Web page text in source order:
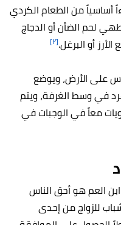
أساسياً من الطعام الكردي
لحم الضأن أو الدجاج
أو البرغل.[٢]
على الأرض، ويوضع
في وسط الغرفة، ويتم
معاً في الوجبات في
العم هو أحق الناس
للزواج من إحدى